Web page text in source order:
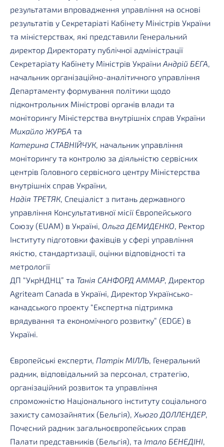
результатами впровадження управління на основі
результатів у Секретаріаті Кабінету Міністрів України
та міністерствах, які представили Генеральний
директор Директорату публічної адміністрації
Секретаріату Кабінету Міністрів України Андрій БЕГА
начальник організаційно-аналітичного управління
Департаменту формування політики щодо
підконтрольних Міністрові органів влади та
моніторингу Міністерства внутрішніх справ України
Михайло ЖУРБА та
Катерина СТАВНІЙЧУК, начальник управління
моніторингу та контролю за діяльністю сервісних
центрів Головного сервісного центру Міністерства
внутрішніх справ України,
Надія ТРЕТЯК, Спеціаліст з питань державного
управління Консультативної місії Європейського
Союзу (EUAM) в Україні, Ольга ДЕМИДЕНКО , Ректор
Інституту підготовки фахівців у сфері управління
якістю, стандартизації, оцінки відповідності та
метрології
ДП “УкрНДНЦ” та Танія САНФОРД АММАР , Директор
Agriteam Canada в Україні, Директор Українсько-
канадського проекту “Експертна підтримка
врядування та економічного розвитку” (EDGE) в
Україні.
Європейські експерти, Патрік МІЛЛЬ, Генеральний
радник, відповідальний за персонал, стратегію,
організаційний розвиток та управління
спроможністю Національного інституту соціального
захисту самозайнятих (Бельгія), Хьюго ДОЛЛЕНДЕР,
Почесний радник загальноєвропейських справ
Палати представників (Бельгія), та Італо БЕНЕДІНІ,